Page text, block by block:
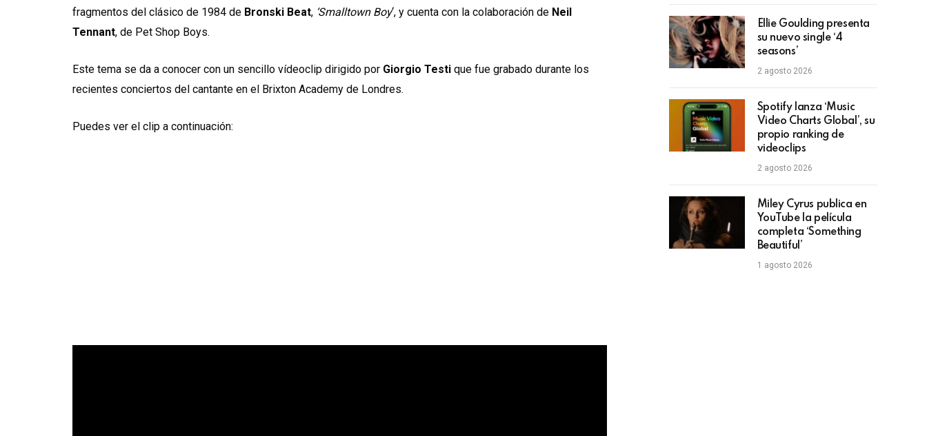
fragmentos del clásico de 1984 de Bronski Beat, ‘Smalltown Boy‘, y cuenta con la colaboración de Neil
Tennant, de Pet Shop Boys.
Este tema se da a conocer con un sencillo vídeoclip dirigido por Giorgio Testi que fue grabado durante los
recientes conciertos del cantante en el Brixton Academy de Londres.
Puedes ver el clip a continuación:
Ellie Goulding presenta
su nuevo single ‘4
seasons’
2 agosto 2026
Spotify lanza ‘Music
Video Charts Global’, su
propio ranking de
videoclips
2 agosto 2026
Miley Cyrus publica en
YouTube la película
completa ‘Something
Beautiful’
1 agosto 2026